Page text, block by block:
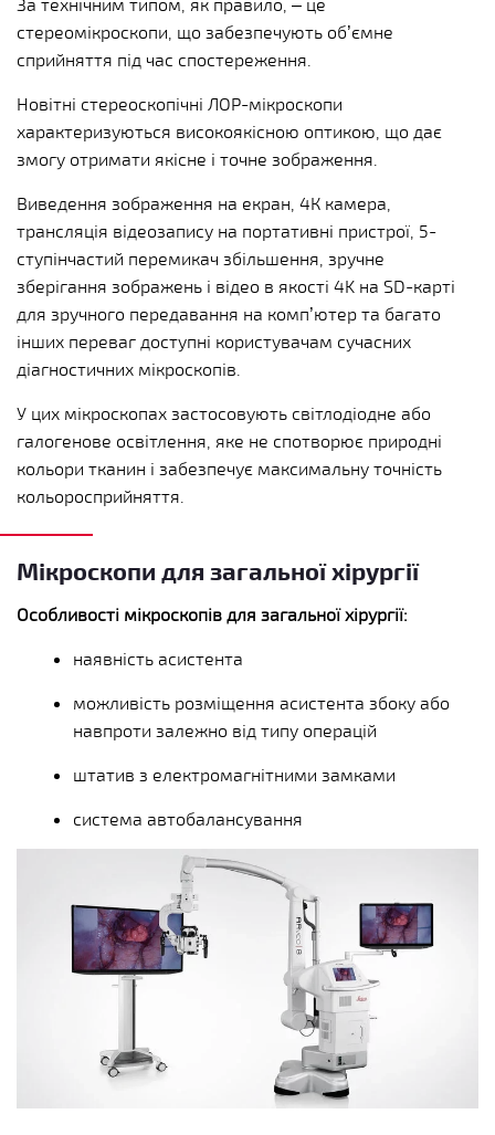
стереомікроскопи, що забезпечують об’ємне
сприйняття під час спостереження.
Новітні стереоскопічні ЛОР-мікроскопи
характеризуються високоякісною оптикою, що дає
змогу отримати якісне і точне зображення.
Виведення зображення на екран, 4К камера,
трансляція відеозапису на портативні пристрої, 5-
ступінчастий перемикач збільшення, зручне
зберігання зображень і відео в якості 4K на SD-карті
для зручного передавання на комп’ютер та багато
інших переваг доступні користувачам сучасних
діагностичних мікроскопів.
У цих мікроскопах застосовують світлодіодне або
галогенове освітлення, яке не спотворює природні
кольори тканин і забезпечує максимальну точність
кольоросприйняття.
Мікроскопи для загальної хірургії
Особливості мікроскопів для загальної хірургії:
наявність асистента
можливість розміщення асистента збоку або
навпроти залежно від типу операцій
штатив з електромагнітними замками
система автобалансування